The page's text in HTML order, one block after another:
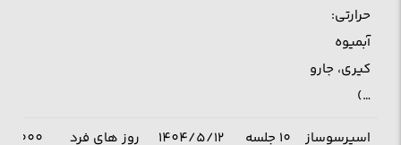
حرارتی:
آبمیوه
کیری، جارو
…)
اسپرسوساز
10 جلسه
1404/5/12
روز های فرد